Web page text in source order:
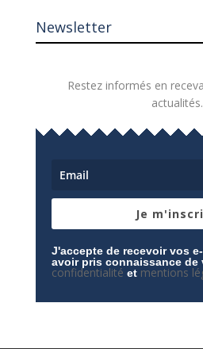
Newsletter
Restez informés en
actualités.
Je
J'accepte de recevoir vos
avoir pris connaissance de
confidentialité et mentions